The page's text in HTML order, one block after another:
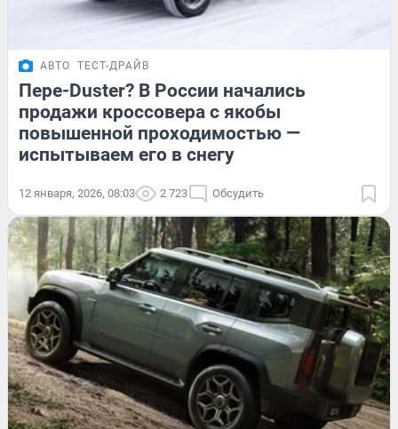
АВТО ТЕСТ-ДРАЙВ
Пере-Duster? В России начались
продажи кроссовера с якобы
повышенной проходимостью —
испытываем его в снегу
12 января, 2026, 08:03 2 723 Обсудить